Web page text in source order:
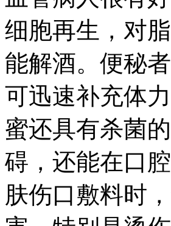
细胞再生，对
能解酒。便秘
可迅速补充体
蜜还具有杀菌
碍，还能在口
肤伤口敷料时